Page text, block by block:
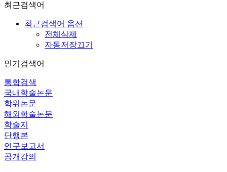
최근검색어
최근검색어 옵션
전체삭제
자동저장끄기
인기검색어
통합검색
국내학술논문
학위논문
해외학술논문
학술지
단행본
연구보고서
공개강의